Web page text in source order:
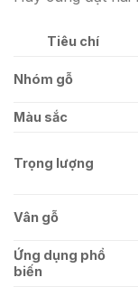
Tiêu chí
Nhóm gỗ
Màu sắc
Trọng lượng
Vân gỗ
Ứng dụng phổ
biến